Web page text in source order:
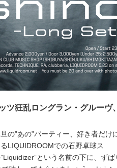
ツ狂乱ロングラン・グルーヴ
の”あの”パーティー、好き者だけ
LIQUIDROOMでの石野卓球ス
という名前の下に、ず